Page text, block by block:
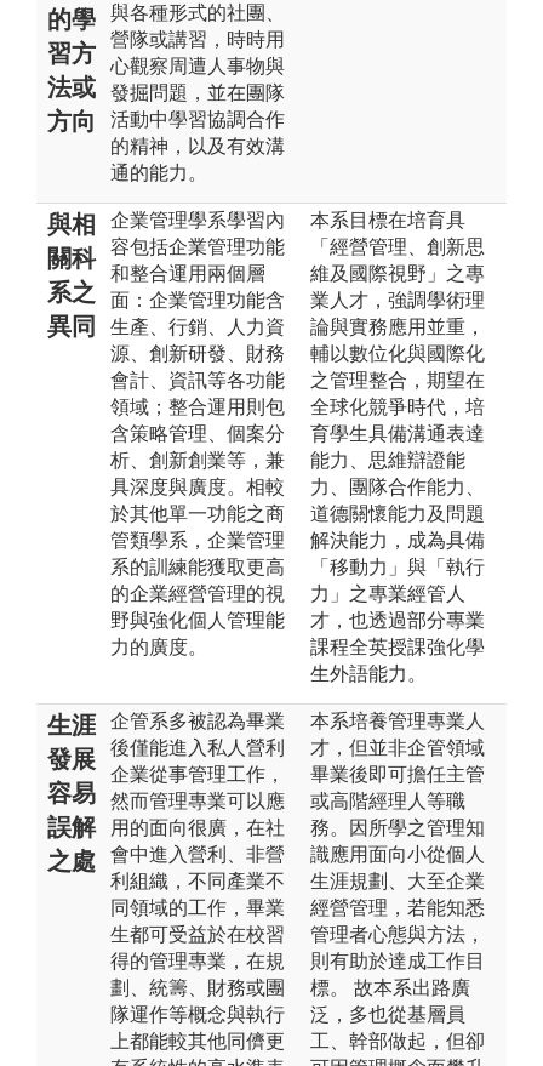
的學
習方
法或
方向
與各種形式的社團、
營隊或講習，時時用
心觀察周遭人事物與
發掘問題，並在團隊
活動中學習協調合作
的精神，以及有效溝
通的能力。
與相
關科
系之
異同
企業管理學系學習內
容包括企業管理功能
和整合運用兩個層
面：企業管理功能含
生產、行銷、人力資
源、創新研發、財務
會計、資訊等各功能
領域；整合運用則包
含策略管理、個案分
析、創新創業等，兼
具深度與廣度。相較
於其他單一功能之商
管類學系，企業管理
系的訓練能獲取更高
的企業經營管理的視
野與強化個人管理能
力的廣度。
本系目標在培育具
「經營管理、創新思
維及國際視野」之專
業人才，強調學術理
論與實務應用並重，
輔以數位化與國際化
之管理整合，期望在
全球化競爭時代，培
育學生具備溝通表達
能力、思維辯證能
力、團隊合作能力、
道德關懷能力及問題
解決能力，成為具備
「移動力」與「執行
力」之專業經管人
才，也透過部分專業
課程全英授課強化學
生外語能力。
生涯
發展
容易
誤解
之處
企管系多被認為畢業
後僅能進入私人營利
企業從事管理工作，
然而管理專業可以應
用的面向很廣，在社
會中進入營利、非營
利組織，不同產業不
同領域的工作，畢業
生都可受益於在校習
得的管理專業，在規
劃、統籌、財務或團
隊運作等概念與執行
上都能較其他同儕更
本系培養管理專業人
才，但並非企管領域
畢業後即可擔任主管
或高階經理人等職
務。因所學之管理知
識應用面向小從個人
生涯規劃、大至企業
經營管理，若能知悉
管理者心態與方法，
則有助於達成工作目
標。 故本系出路廣
泛，多也從基層員
工、幹部做起，但卻